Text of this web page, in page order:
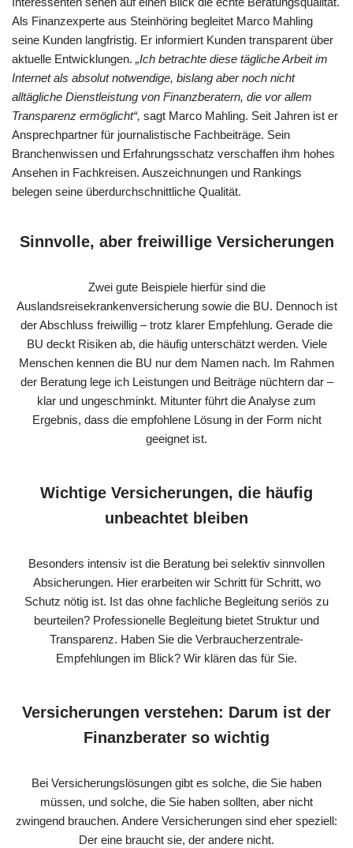
Als Finanzexperte aus Steinhöring begleitet Marco Mahling
seine Kunden langfristig. Er informiert Kunden transparent über
aktuelle Entwicklungen. „Ich betrachte diese tägliche Arbeit im
Internet als absolut notwendige, bislang aber noch nicht
alltägliche Dienstleistung von Finanzberatern, die vor allem
Transparenz ermöglicht“, sagt Marco Mahling. Seit Jahren ist er
Ansprechpartner für journalistische Fachbeiträge. Sein
Branchenwissen und Erfahrungsschatz verschaffen ihm hohes
Ansehen in Fachkreisen. Auszeichnungen und Rankings
belegen seine überdurchschnittliche Qualität.
Sinnvolle, aber freiwillige Versicherungen
Zwei gute Beispiele hierfür sind die
Auslandsreisekrankenversicherung sowie die BU. Dennoch ist
der Abschluss freiwillig – trotz klarer Empfehlung. Gerade die
BU deckt Risiken ab, die häufig unterschätzt werden. Viele
Menschen kennen die BU nur dem Namen nach. Im Rahmen
der Beratung lege ich Leistungen und Beiträge nüchtern dar –
klar und ungeschminkt. Mitunter führt die Analyse zum
Ergebnis, dass die empfohlene Lösung in der Form nicht
geeignet ist.
Wichtige Versicherungen, die häufig
unbeachtet bleiben
Besonders intensiv ist die Beratung bei selektiv sinnvollen
Absicherungen. Hier erarbeiten wir Schritt für Schritt, wo
Schutz nötig ist. Ist das ohne fachliche Begleitung seriös zu
beurteilen? Professionelle Begleitung bietet Struktur und
Transparenz. Haben Sie die Verbraucherzentrale-
Empfehlungen im Blick? Wir klären das für Sie.
Versicherungen verstehen: Darum ist der
Finanzberater so wichtig
Bei Versicherungslösungen gibt es solche, die Sie haben
müssen, und solche, die Sie haben sollten, aber nicht
zwingend brauchen. Andere Versicherungen sind eher speziell:
Der eine braucht sie, der andere nicht.